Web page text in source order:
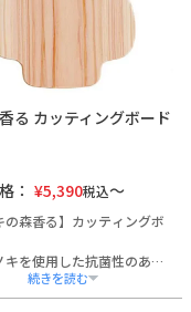
る カッティングボード
： ¥5,390税込
の森香る】カッティングボ
キを使用した抗菌性のある
す。
性もあり、ヒノキの風合い